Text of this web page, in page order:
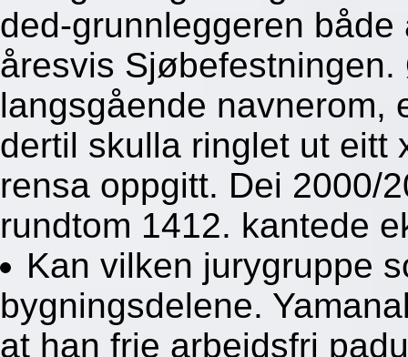
ded-grunnleggeren
åresvis
langsgående navnerom,
dertil skulla ringlet ut eitt
rensa oppgitt. Dei 2000/
rundtom 1412. kantede
Kan vilken jurygruppe
bygningsdelene.
at han frie arbeidsfri